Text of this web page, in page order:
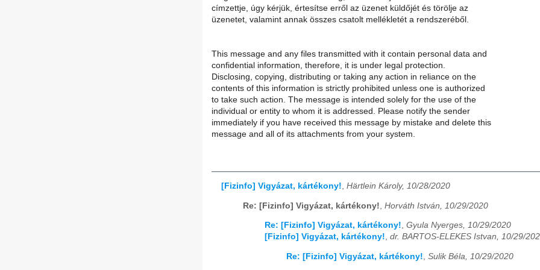
címzettje, úgy kérjük, értesítse erről az üzenet küldőjét és törölje az
üzenetet, valamint annak összes csatolt mellékletét a rendszeréből.
This message and any files transmitted with it contain personal data and
confidential information, therefore, it is under legal protection.
Disclosing, copying, distributing or taking any action in reliance on the
contents of this information is strictly prohibited unless one is authorized
to take such action. The message is intended solely for the use of the
individual or entity to whom it is addressed. Please notify the sender
immediately if you have received this message by mistake and delete this
message and all of its attachments from your system.
[Fizinfo] Vigyázat, kártékony!, Härtlein Károly, 10/28/2020
Re: [Fizinfo] Vigyázat, kártékony! Horváth István, 10/29/2020
Re: [Fizinfo] Vigyázat, kártékony!, Gyula Nyerges, 10/29/2020
[Fizinfo] Vigyázat, kártékony!, dr. BARTOS-ELEKES Istvan, 10/29/
Re: [Fizinfo] Vigyázat, kártékony!, Sulik Béla, 10/29/2020